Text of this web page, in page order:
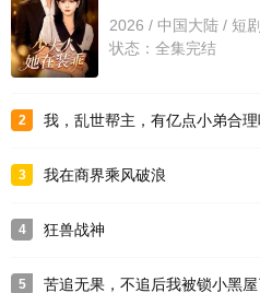
2026 / 中国大陆 / 短剧
状态：全集完结
2 我，乱世帮主，有亿点小弟合
3 我在商界乘风破浪
4 狂兽战神
5 苦追无果，不追后我被锁小黑屋